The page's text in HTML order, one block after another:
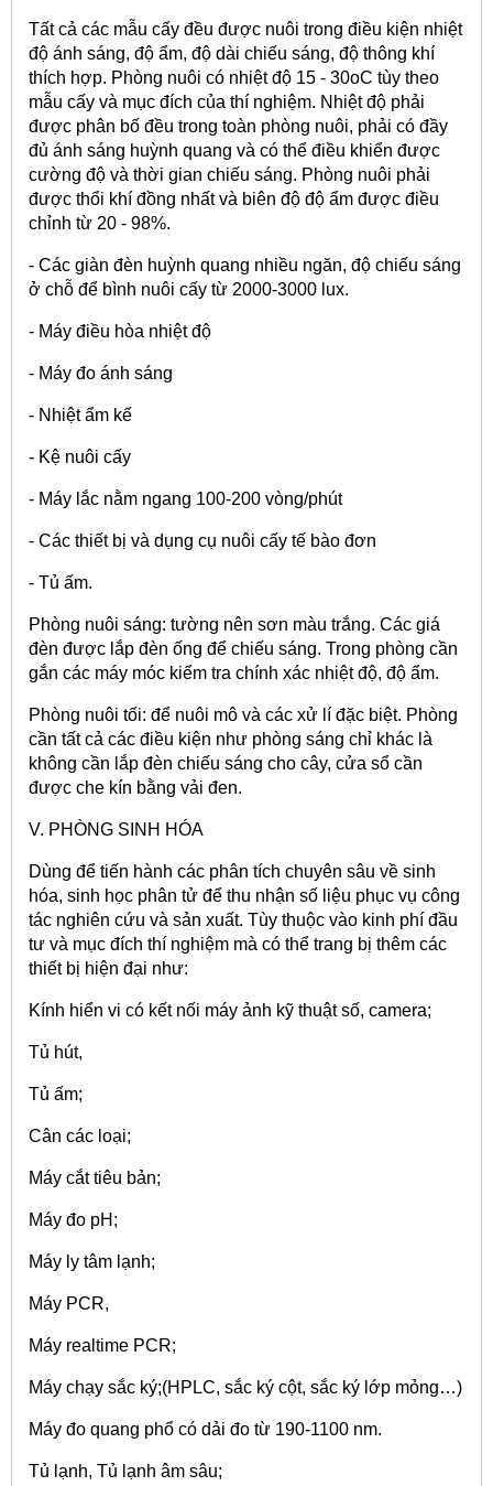
Tất cả các mẫu cấy đều được nuôi trong điều kiện nhiệt
độ ánh sáng, độ ẩm, độ dài chiếu sáng, độ thông khí
thích hợp. Phòng nuôi có nhiệt độ 15 - 30oC tùy theo
mẫu cấy và mục đích của thí nghiệm. Nhiệt độ phải
được phân bố đều trong toàn phòng nuôi, phải có đầy
đủ ánh sáng huỳnh quang và có thể điều khiển được
cường độ và thời gian chiếu sáng. Phòng nuôi phải
được thổi khí đồng nhất và biên độ độ ẩm được điều
chỉnh từ 20 - 98%.
- Các giàn đèn huỳnh quang nhiều ngăn, độ chiếu sáng
ở chỗ để bình nuôi cấy từ 2000-3000 lux.
- Máy điều hòa nhiệt độ
- Máy đo ánh sáng
- Nhiệt ẩm kế
- Kệ nuôi cấy
- Máy lắc nằm ngang 100-200 vòng/phút
- Các thiết bị và dụng cụ nuôi cấy tế bào đơn
- Tủ ấm.
Phòng nuôi sáng: tường nên sơn màu trắng. Các giá
đèn được lắp đèn ống để chiếu sáng. Trong phòng cần
gắn các máy móc kiểm tra chính xác nhiệt độ, độ ẩm.
Phòng nuôi tối: để nuôi mô và các xử lí đặc biệt. Phòng
cần tất cả các điều kiện như phòng sáng chỉ khác là
không cần lắp đèn chiếu sáng cho cây, cửa sổ cần
được che kín bằng vải đen.
V. PHÒNG SINH HÓA
Dùng để tiến hành các phân tích chuyên sâu về sinh
hóa, sinh học phân tử để thu nhận số liệu phục vụ công
tác nghiên cứu và sản xuất. Tùy thuộc vào kinh phí đầu
tư và mục đích thí nghiệm mà có thể trang bị thêm các
thiết bị hiện đại như:
Kính hiển vi có kết nối máy ảnh kỹ thuật số, camera;
Tủ hút,
Tủ ấm;
Cân các loại;
Máy cắt tiêu bản;
Máy đo pH;
Máy ly tâm lạnh;
Máy PCR,
Máy realtime PCR;
Máy chạy sắc ký;(HPLC, sắc ký cột, sắc ký lớp mỏng…)
Máy đo quang phổ có dải đo từ 190-1100 nm.
Tủ lạnh, Tủ lạnh âm sâu;